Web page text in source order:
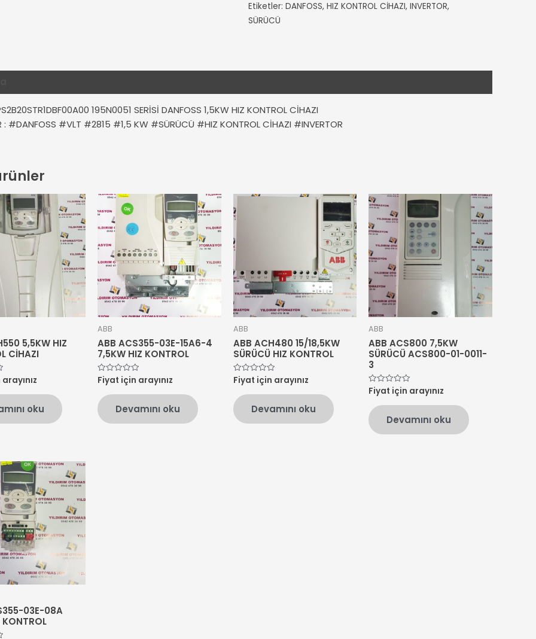
Etiketler: DANFOSS, HIZ KONTROL CİHAZI, INVERTOR,
SÜRÜCÜ
195N0051 SERİSİ DANFOSS 1,5KW HIZ KONTROL CİHAZI
: #DANFOSS #VLT #2815 #1,5 KW #SÜRÜCÜ #HIZ KONTROL CİHAZI #INVERTOR
5,5KW HIZ
CİHAZI
oku
ABB
ABB ACS355-03E-15A6-4
7,5KW HIZ KONTROL
5
üzerinden
oy
aldı
Fiyat için arayınız
Devamını oku
ABB
ABB ACH480 15/18,5KW
SÜRÜCÜ HIZ KONTROL
5
üzerinden
oy
aldı
Fiyat için arayınız
Devamını oku
ABB
ABB ACS800 7,5KW
SÜRÜCÜ ACS800-01-0011-
3
5
üzerinden
oy
aldı
Fiyat için arayınız
Devamını oku
03E-08A